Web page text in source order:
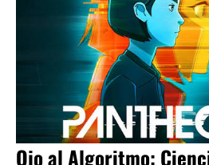
Ojo al Algoritmo: